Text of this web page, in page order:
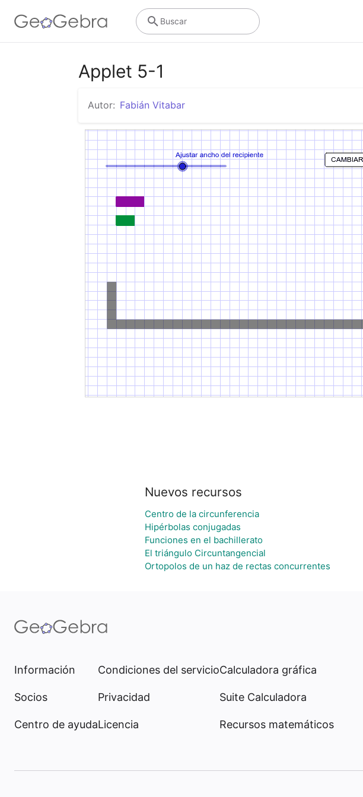
Buscar
Applet 5-1
Autor: Fabián Vitabar
Nuevos recursos
Centro de la circunferencia
Hipérbolas conjugadas
Funciones en el bachillerato
El triángulo Circuntangencial
Ortopolos de un haz de rectas concurrentes
Información
Socios
Centro de ayuda
Condiciones del servicio
Privacidad
Licencia
Calculadora gráfica
Suite Calculadora
Recursos matemáticos